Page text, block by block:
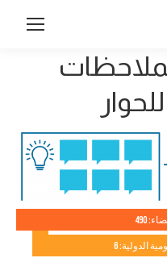
490
الدولية: 6